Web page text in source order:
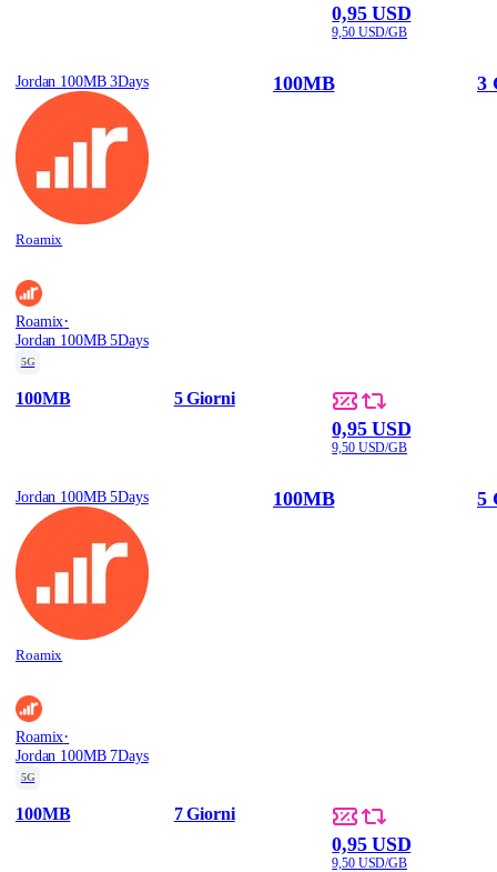
0,95 USD
9,50 USD/GB
Jordan 100MB 3Days
Roamix
100MB 3
Roamix·
Jordan 100MB 5Days
5G
100MB 5 Giorni
0,95 USD
9,50 USD/GB
Jordan 100MB 5Days
Roamix
100MB 5
Roamix·
Jordan 100MB 7Days
5G
100MB 7 Giorni
0,95 USD
9,50 USD/GB